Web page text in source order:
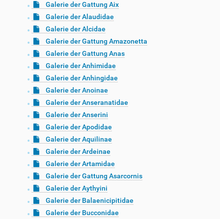
Galerie der Gattung Aix
Galerie der Alaudidae
Galerie der Alcidae
Galerie der Gattung Amazonetta
Galerie der Gattung Anas
Galerie der Anhimidae
Galerie der Anhingidae
Galerie der Anoinae
Galerie der Anseranatidae
Galerie der Anserini
Galerie der Apodidae
Galerie der Aquilinae
Galerie der Ardeinae
Galerie der Artamidae
Galerie der Gattung Asarcornis
Galerie der Aythyini
Galerie der Balaenicipitidae
Galerie der Bucconidae